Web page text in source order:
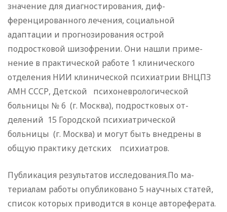
значение для диагностирования, диф­
ференцированного лечения, социальной
адаптации и прогнози­рования острой
подростковой шизофрении. Они нашли приме­
нение в практической работе 1 клинического
отделения НИИ клинической психиатрии ВНЦПЗ
АМН СССР, Детской психоневрологической
больницы № 6 (г. Москва), подростковых от­
делений 15 Городской психиатрической
больницы (г. Москва) и могут быть внедрены в
общую практику детских психиат­ров.
Публикация результатов исследования.По ма­
териалам работы опубликовано 5 научных статей,
список ко­торых приводится в конце автореферата.